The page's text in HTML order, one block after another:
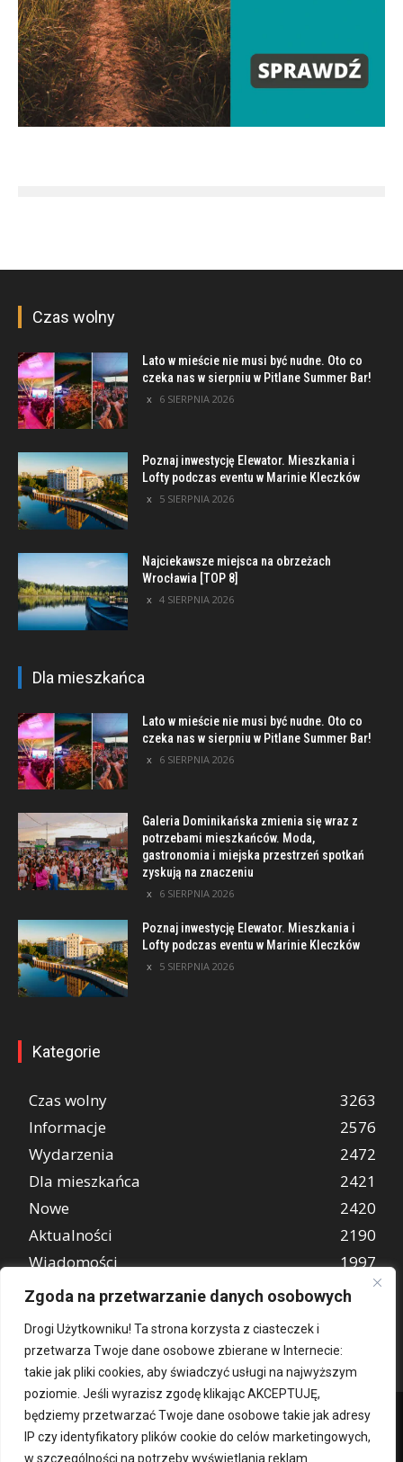
Zgoda na przetwarzanie danych osobowych
Drogi Użytkowniku! Ta strona korzysta z ciasteczek i
przetwarza Twoje dane osobowe zbierane w Internecie:
takie jak pliki cookies, aby świadczyć usługi na najwyższym
poziomie. Jeśli wyrazisz zgodę klikając AKCEPTUJĘ,
będziemy przetwarzać Twoje dane osobowe takie jak adresy
IP czy identyfikatory plików cookie do celów marketingowych,
w szczególności na potrzeby wyświetlania reklam
Czas wolny
Lato w mieście nie musi być nudne. Oto co
czeka nas w sierpniu w Pitlane Summer Bar!
6 SIERPNIA 2026
Poznaj inwestycję Elewator. Mieszkania i
Lofty podczas eventu w Marinie Kleczków
5 SIERPNIA 2026
Najciekawsze miejsca na obrzeżach
Wrocławia [TOP 8]
4 SIERPNIA 2026
Dla mieszkańca
Lato w mieście nie musi być nudne. Oto co
czeka nas w sierpniu w Pitlane Summer Bar!
6 SIERPNIA 2026
Galeria Dominikańska zmienia się wraz z
potrzebami mieszkańców. Moda,
gastronomia i miejska przestrzeń spotkań
zyskują na znaczeniu
6 SIERPNIA 2026
Poznaj inwestycję Elewator. Mieszkania i
Lofty podczas eventu w Marinie Kleczków
5 SIERPNIA 2026
Kategorie
Czas wolny
3263
Informacje
2576
Wydarzenia
2472
Dla mieszkańca
2421
Nowe
2420
Aktualności
2190
Wiadomości
1997
REKLAMA
849